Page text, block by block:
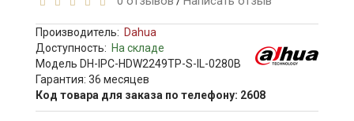
Производитель: Dahua
Доступность: На складе
Модель DH-IPC-HDW2249TP-S-IL-0280B
Гарантия: 36 месяцев
Код товара для заказа по телефону: 2608